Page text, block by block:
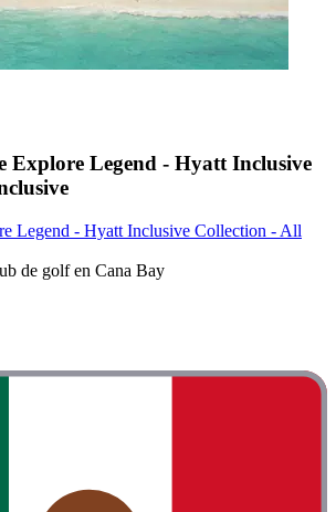
Explore Legend - Hyatt Inclusive
Legend - Hyatt Inclusive Collection - All
de golf en Cana Bay